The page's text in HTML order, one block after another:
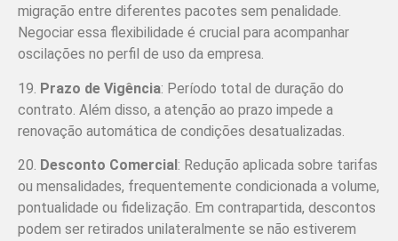
migração entre diferentes pacotes sem penalidade.
Negociar essa flexibilidade é crucial para acompanhar
oscilações no perfil de uso da empresa.
19. Prazo de Vigência: Período total de duração do
contrato. Além disso, a atenção ao prazo impede a
renovação automática de condições desatualizadas.
20. Desconto Comercial: Redução aplicada sobre tarifas
ou mensalidades, frequentemente condicionada a volume,
pontualidade ou fidelização. Em contrapartida, descontos
podem ser retirados unilateralmente se não estiverem